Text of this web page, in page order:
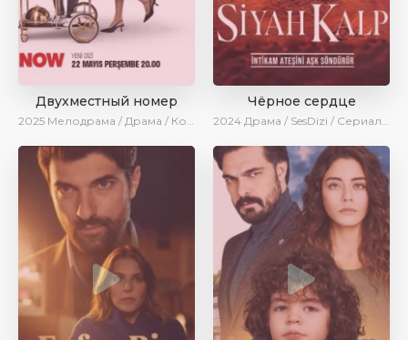
Двухместный номер
2025 Мелодрама / Драма / Комедия / Новинки / Сериалы 2025
Чёрное сердце
2024 Драма / SesDizi / Сериалы 2024